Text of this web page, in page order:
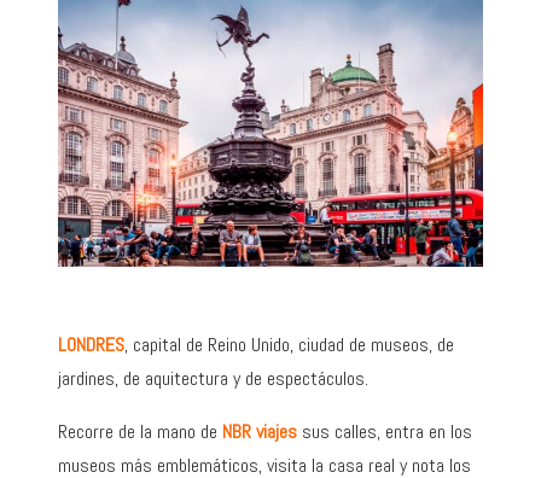
LONDRES, capital de Reino Unido, ciudad de museos, de
jardines, de aquitectura y de espectáculos.
Recorre de la mano de NBR viajes sus calles, entra en los
museos más emblemáticos, visita la casa real y nota los